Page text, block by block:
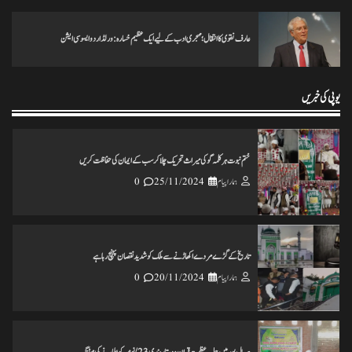
عارف نقوی کا انتقال؛ مہجری ادب کے لیے ایک عظیم خسارہ: ورلڈ اردو ایسوسی ایشن
یوپی کی خبریں
ختم نبوت ہر کلمہ گو کی میراث تحریک چلاکرسب کے ایمان کی حفاظت کریں
ہمارا پیام
25/11/2024
0
تاریخ کے گڑے مردے اکھاڑنے سے ملک کو شدید نقصان پہنچ رہاہے
ہمارا پیام
20/11/2024
0